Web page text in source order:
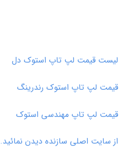
لیست قیمت لپ تاپ استوک دل
قیمت لپ تاپ استوک رندرینگ
قیمت لپ تاپ مهندسی استوک
از سایت اصلی سازنده دیدن نمائید.